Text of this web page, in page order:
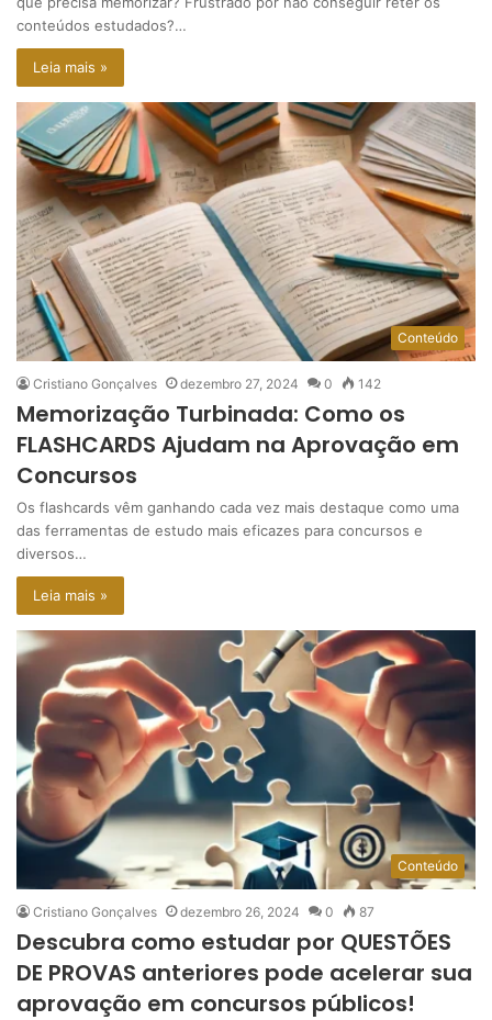
conteúdos estudados?…
Leia mais »
Conteúdo
Cristiano Gonçalves dezembro 27, 2024 0 142
Memorização Turbinada: Como os
FLASHCARDS Ajudam na Aprovação em
Concursos
Os flashcards vêm ganhando cada vez mais destaque como uma
das ferramentas de estudo mais eficazes para concursos e
diversos…
Leia mais »
Conteúdo
Cristiano Gonçalves dezembro 26, 2024 0 87
Descubra como estudar por QUESTÕES
DE PROVAS anteriores pode acelerar sua
aprovação em concursos públicos!